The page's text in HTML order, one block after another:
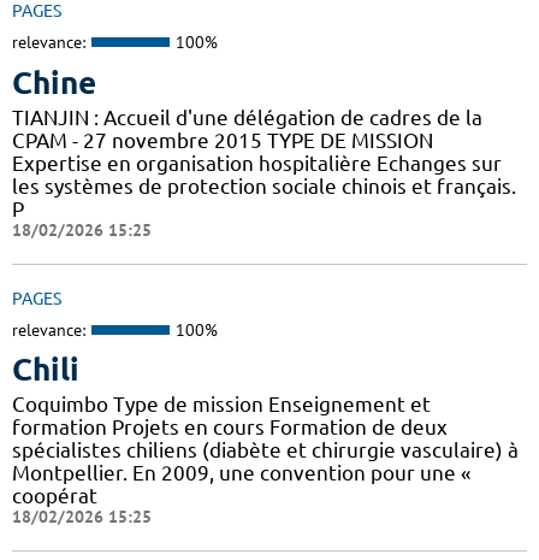
PAGES
relevance: 100%
Chine
TIANJIN : Accueil d'une délégation de cadres de la
CPAM - 27 novembre 2015 TYPE DE MISSION
Expertise en organisation hospitalière Echanges sur
les systèmes de protection sociale chinois et français.
P
18/02/2026 15:25
PAGES
relevance: 100%
Chili
Coquimbo Type de mission Enseignement et
formation Projets en cours Formation de deux
spécialistes chiliens (diabète et chirurgie vasculaire) à
Montpellier. En 2009, une convention pour une «
coopérat
18/02/2026 15:25